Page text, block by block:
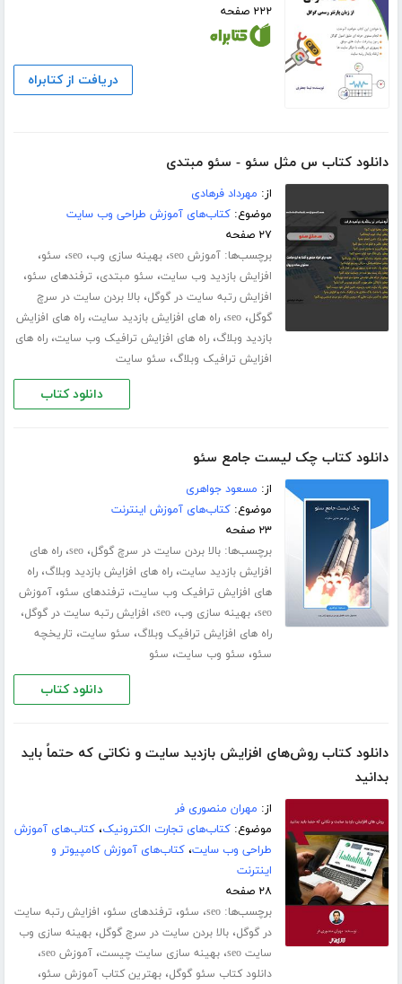
۲۲۲ صفحه
دریافت از کتابراه
دانلود کتاب س مثل سئو - سئو مبتدی
از: مهرداد فرهادی
موضوع:کتاب‌های آموزش طراحی وب سایت
۲۷ صفحه
برچسب‌ها:آموزش seo ،بهینه سازی وب،seo، سئو،
افزایش بازدید وب سایت، سئو مبتدی، ترفندهای سئو،
افزایش رتبه سایت در گوگل،بالا بردن سایت در سرچ
گوگل،seo،راه های افزایش بازدید سایت،راه های افزایش
بازدید وبلاگ،راه های افزایش ترافیک وب سایت،راه های
افزایش ترافیک وبلاگ، سئو سایت
دانلود کتاب
دانلود کتاب چک لیست جامع سئو
از: مسعود جواهری
موضوع:کتاب‌های آموزش اینترنت
۲۳ صفحه
برچسب‌ها:بالا بردن سایت در سرچ گوگل،seo،راه های
افزایش بازدید سایت،راه های افزایش بازدید وبلاگ،راه
های افزایش ترافیک وب سایت، ترفندهای سئو،آموزش
seo،بهینه سازی وب،seo، افزایش رتبه سایت در گوگل،
راه های افزایش ترافیک وبلاگ، سئو سایت، تاریخچه
سئو، سئو وب سایت، سئو
دانلود کتاب
دانلود کتاب روش‌های افزایش بازدید سایت و نکاتی که حتماً باید
بدانید
از: مهران منصوری فر
موضوع:کتاب‌های تجارت الکترونیک،کتاب‌های آموزش
طراحی وب سایت،کتاب‌های آموزش کامپیوتر و
اینترنت
۲۸ صفحه
برچسب‌ها:seo، سئو، ترفندهای سئو، افزایش رتبه سایت
در گوگل،بالا بردن سایت در سرچ گوگل،بهینه سازی وب
سایت seo
،بهینه سازی سایت چیست،آموزش seo ،
دانلود کتاب سئو گوگل،بهترین کتاب آموزش سئو،